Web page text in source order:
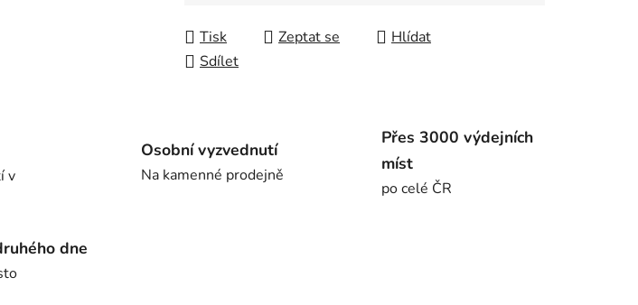
Tisk Zeptat se
Hlídat
Sdílet
v
Osobní vyzvednutí
Na kamenné prodejně
Přes 3000 výdejních
míst
po celé ČR
dne